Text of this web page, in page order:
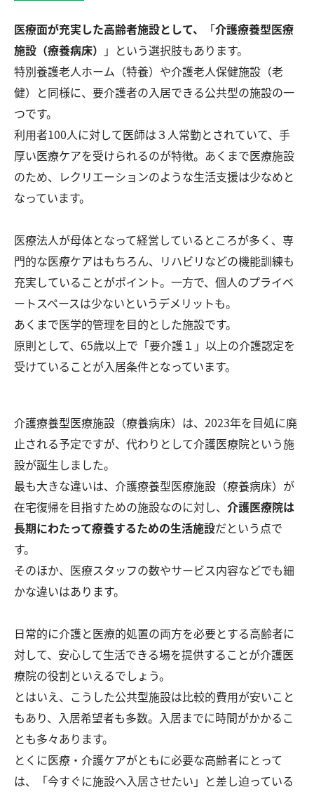
医療面が充実した高齢者施設として、 「介護療養型医療
施設（療養病床） 」という選択肢もあります。
特別養護老人ホーム（特養）や介護老人保健施設（老
健）と同様に、要介護者の入居できる公共型の施設の一
つです。
利用者100人に対して医師は３人常勤とされていて、手
厚い医療ケアを受けられるのが特徴。あくまで医療施設
のため、レクリエーションのような生活支援は少なめと
なっています。
医療法人が母体となって経営しているところが多く、専
門的な医療ケアはもちろん、リハビリなどの機能訓練も
充実していることがポイント。一方で、個人のプライベ
ートスペースは少ないというデメリットも。
あくまで医学的管理を目的とした施設です。
原則として、65歳以上で「要介護１」以上の介護認定を
受けていることが入居条件となっています。
介護療養型医療施設（療養病床）は、2023年を目処に廃
止される予定ですが、代わりとして介護医療院という施
設が誕生しました。
最も大きな違いは、介護療養型医療施設（療養病床）が
在宅復帰を目指すための施設なのに対し、 介護医療院は
長期にわたって療養するための生活施設だという点で
す。
そのほか、医療スタッフの数やサービス内容などでも細
かな違いはあります。
日常的に介護と医療的処置の両方を必要とする高齢者に
対して、安心して生活できる場を提供することが介護医
療院の役割といえるでしょう。
とはいえ、こうした公共型施設は比較的費用が安いこと
もあり、入居希望者も多数。入居までに時間がかかるこ
とも多々あります。
とくに医療・介護ケアがともに必要な高齢者にとって
は、「今すぐに施設へ入居させたい」と差し迫っている